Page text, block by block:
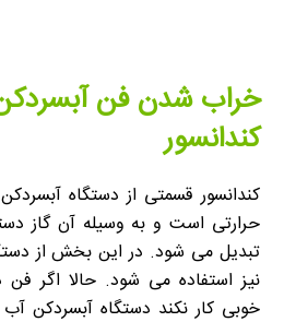
خراب شدن فن
کندانسور
کندانسور قسمتی از دستگاه
حرارتی است و به وسیله آن گاز
تبدیل می شود. در این بخش از
نیز استفاده می شود. حالا اگر
خوبی کار نکند دستگاه آبسردکن